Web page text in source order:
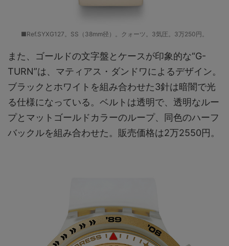
■Ref.SYXG127。SS（38mm径）。クォーツ。3気圧。3万250円。
また、ゴールドの文字盤とケースが印象的な“G-
TURN”は、マティアス・ダンドワによるデザイン。
ブラックとホワイトを組み合わせた3針は暗闇で光
る仕様になっている。ベルトは透明で、透明なルー
プとマットゴールドカラーのループ、同色のハーフ
バックルを組み合わせた。販売価格は2万2550円。